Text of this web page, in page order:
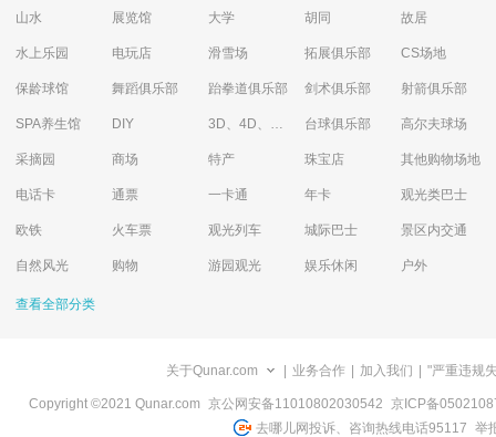
山水 展览馆 大学 胡同 故居
水上乐园 电玩店 滑雪场 拓展俱乐部 CS场地
保龄球馆 舞蹈俱乐部 跆拳道俱乐部 剑术俱乐部 射箭俱乐部
SPA养生馆 DIY 3D、4D、5D艺术体验馆 台球俱乐部 高尔夫球场
采摘园 商场 特产 珠宝店 其他购物场地
电话卡 通票 一卡通 年卡 观光类巴士
欧铁 火车票 观光列车 城际巴士 景区内交通
自然风光 购物 游园观光 娱乐休闲 户外
查看全部分类
关于Qunar.com 业务合作 加入我们 "严重违规
Copyright ©2021 Qunar.com 京公网安备11010802030542 京ICP备
去哪儿网投诉、咨询热线电话95117 举